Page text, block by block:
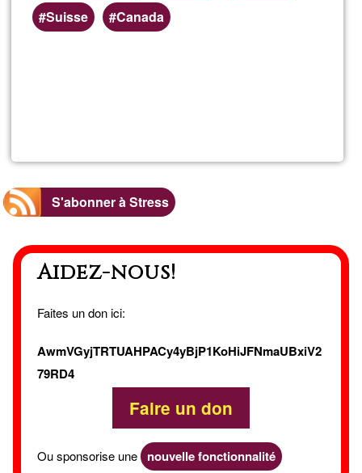
Suisse
Canada
RENOU
S'abonner à Stress
Aidez-nous!
Faites un don ici:
AwmVGyjTRTUAHPACy4yBjP1KoHiJFNmaUBxiV2
79RD4
Faire un don
Ou sponsorise une nouvelle fonctionnalité